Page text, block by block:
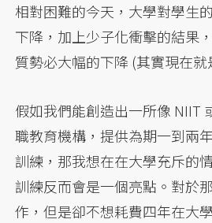
相對困難的今天，大學對學生
下降，加上少子化衝擊的結果
質勢必大幅的下降 (其實現在就
假如我們能創造出一所像 NIIT
職教育機構，提供為期一到兩
訓練，那我想在在大學充斥的
訓練反而會是一個亮點。對於
作，但是卻不想耗費四年在大